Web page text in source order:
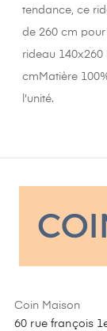
tendance, ce
de 260 cm
rideau 140x260
cmMatière
l'unité.
Coin Maison
60 rue françois